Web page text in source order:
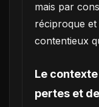
mais par
réciproque
contentieux
Le
pertes et